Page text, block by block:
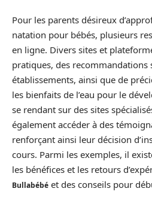
Pour les parents désireux
natation pour bébés, plusieurs
en ligne. Divers sites et
pratiques, des recommandations
établissements, ainsi que de
les bienfaits de l’eau pour le
se rendant sur des sites
également accéder à des
renforçant ainsi leur décision
cours. Parmi les exemples, il
les bénéfices et les retours
Bullabébé et des conseils pour